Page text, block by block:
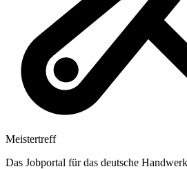
Meistertreff
Das Jobportal für das deutsche